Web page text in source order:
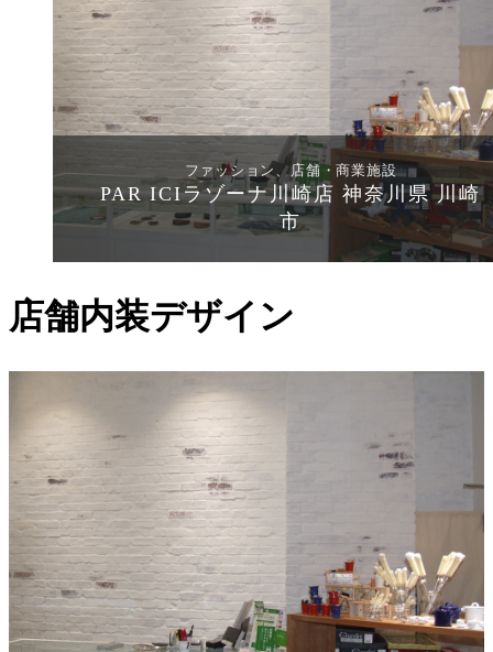
ファッション、店舗・商業施設
PAR ICIラゾーナ川崎店 神奈川県 川崎
市
店舗内装デザイン